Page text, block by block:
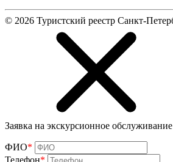
© 2026 Туристский реестр Санкт-
Заявка на экскурсионное обслуживание
ФИО*
Телефон*